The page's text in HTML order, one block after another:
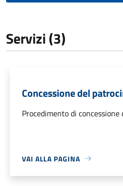
Servizi (3)
Concessione del
Procedimento di
VAI ALLA PAGINA